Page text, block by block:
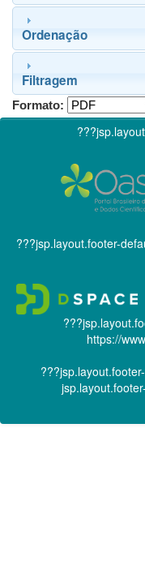
Ordenação
Filtragem
Formato:
???jsp.layout.footer-
https://